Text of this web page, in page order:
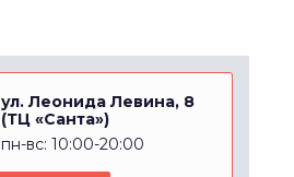
ул. Леонида Левина, 8
(ТЦ «Санта»)
пн-вс: 10:00-20:00